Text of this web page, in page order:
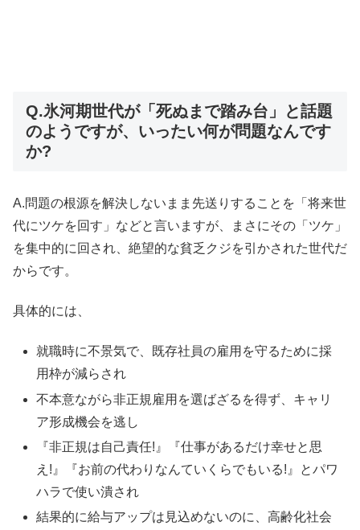
Q.氷河期世代が「死ぬまで踏み台」と話題
のようですが、いったい何が問題なんです
か?
A.問題の根源を解決しないまま先送りすることを「将来世
代にツケを回す」などと言いますが、まさにその「ツケ」
を集中的に回され、絶望的な貧乏クジを引かされた世代だ
からです。
具体的には、
就職時に不景気で、既存社員の雇用を守るために採
用枠が減らされ
不本意ながら非正規雇用を選ばざるを得ず、キャリ
ア形成機会を逃し
『非正規は自己責任!』『仕事があるだけ幸せと思
え!』『お前の代わりなんていくらでもいる!』とパワ
ハラで使い潰され
結果的に給与アップは見込めないのに、高齢化社会